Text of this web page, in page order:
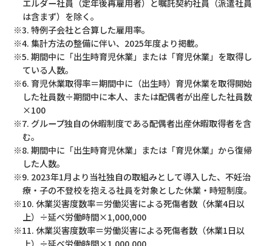
エルダー社員（定年後再雇用者）と嘱託契約社員（派遣社員
は含まず）を除く。
※3. 特例子会社と合算した雇用率。
※4. 集計方法の整備に伴い、2025年度より掲載。
※5. 期間中に「出生時育児休業」または「育児休業」を取得し
ている人数。
※6. 育児休業取得率＝期間中に（出生時）育児休業を取得開始
した社員数÷期間中に本人、または配偶者が出産した社員数
×100
※7. グループ独自の休暇制度である配偶者出産休暇取得者を含
む。
※8. 期間中に「出生時育児休業」または「育児休業」から復帰
した人数。
※9. 2023年1月より当社独自の取組みとして導入した、不妊治
療・子の不登校を抱える社員を対象とした休業・時短制度。
※10. 休業災害度数率＝労働災害による死傷者数（休業4日以
上）÷延べ労働時間×1,000,000
※11. 休業災害度数率＝労働災害による死傷者数（休業1日以